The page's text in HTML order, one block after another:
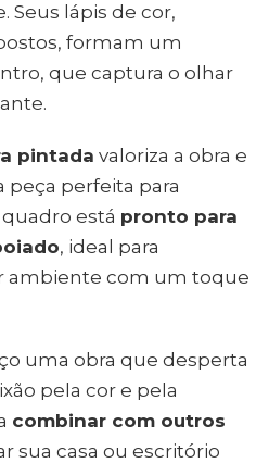
Seus lápis de cor,
formam um
que captura o olhar
pintada valoriza a obra e
perfeita para
está pronto para
, ideal para
ambiente com um toque
uma obra que desperta
pela cor e pela
combinar com outros
sua casa ou escritório